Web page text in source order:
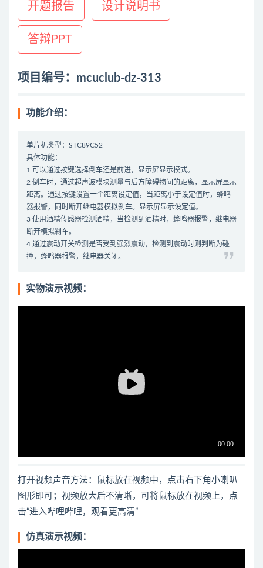
开题报告 设计说明书
答辩PPT
项目编号：mcuclub-dz-313
功能介绍：
单片机类型：STC89C52
具体功能：
1 可以通过按键选择倒车还是前进，显示屏显示模式。
2 倒车时，通过超声波模块测量与后方障碍物间的距离，显示屏显示
距离。通过按键设置一个距离设定值，当距离小于设定值时，蜂鸣
器报警，同时断开继电器模拟刹车。显示屏显示设定值。
3 使用酒精传感器检测酒精，当检测到酒精时，蜂鸣器报警，继电器
断开模拟刹车。
4 通过震动开关检测是否受到强烈震动，检测到震动时则判断为碰
撞，蜂鸣器报警，继电器关闭。
实物演示视频：
打开视频声音方法：鼠标放在视频中，点击右下角小喇叭
图形即可；视频放大后不清晰，可将鼠标放在视频上，点
击“进入哔哩哔哩，观看更高清”
仿真演示视频：